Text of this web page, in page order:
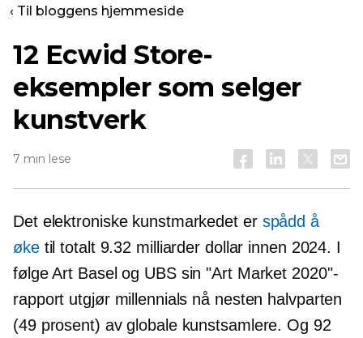
‹ Til bloggens hjemmeside
12 Ecwid Store-
eksempler som selger
kunstverk
7 min lese
Det elektroniske kunstmarkedet er spådd å
øketil totalt 9.32 milliarder dollar innen 2024. I
følge Art Basel og UBS sin "Art Market 2020"-
rapport utgjør millennials nå nesten halvparten
(49 prosent) av globale kunstsamlere. Og 92